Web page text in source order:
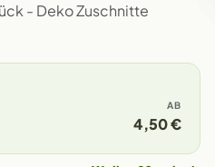
- Deko Zuschnitte
AB
4,50 €